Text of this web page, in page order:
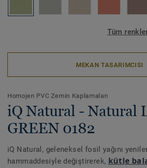
Tüm
MEKAN TASARIMCISI
Homojen PVC Zemin Kaplamaları
iQ Natural - Natural
GREEN 0182
iQ Natural, geleneksel fosil yağını
hammaddesiyle değiştirerek, kütle